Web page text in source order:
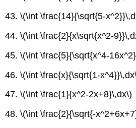
43.\(\int \frac{14}{\sqrt{5-
44.\(\int \frac{2}{x\sqrt{x^2-
45.\(\int \frac{5}{\sqrt{x^4-
46.\(\int \frac{x}{\sqrt{1-
47.\(\int \frac{1}{x^2-2x+8}\,dx\)
48.\(\int \frac{2}{\sqrt{-